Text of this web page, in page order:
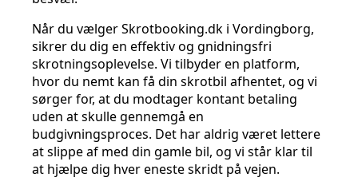
Når du vælger Skrotbooking.dk i Vordingborg,
sikrer du dig en effektiv og gnidningsfri
skrotningsoplevelse. Vi tilbyder en platform,
hvor du nemt kan få din skrotbil afhentet, og vi
sørger for, at du modtager kontant betaling
uden at skulle gennemgå en
budgivningsproces. Det har aldrig været lettere
at slippe af med din gamle bil, og vi står klar til
at hjælpe dig hver eneste skridt på vejen.